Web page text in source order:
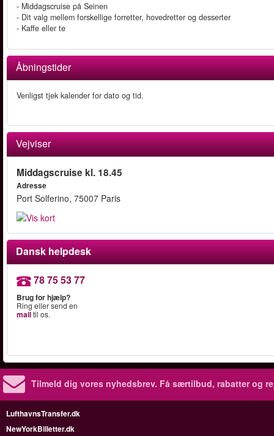
- Middagscruise på Seinen
- Dit valg mellem forskellige forretter, hovedretter og desserter
- Kaffe eller te
Åbningstider
Venligst tjek kalender for dato og tid.
Vejviser
Middagscruise kl. 18.45
Adresse
Port Solferino, 75007 Paris
Dansk helpdesk
78 75 53 77
Brug for hjælp?
Ring eller send en
mailtil os.
Tilmeld dig vores nyhedsbrev. Få særtilbud, rabatter og
LufthavnsTransfer.dk
NewYorkBilletter.dk